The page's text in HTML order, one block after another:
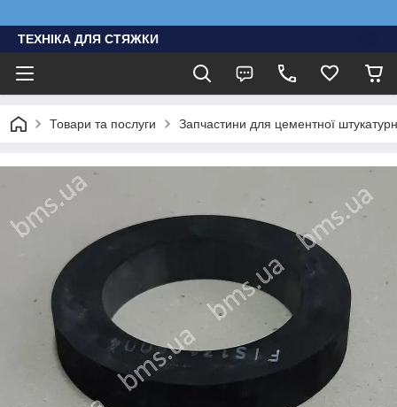
ТЕХНІКА ДЛЯ СТЯЖКИ
Товари та послуги Запчастини для цементної